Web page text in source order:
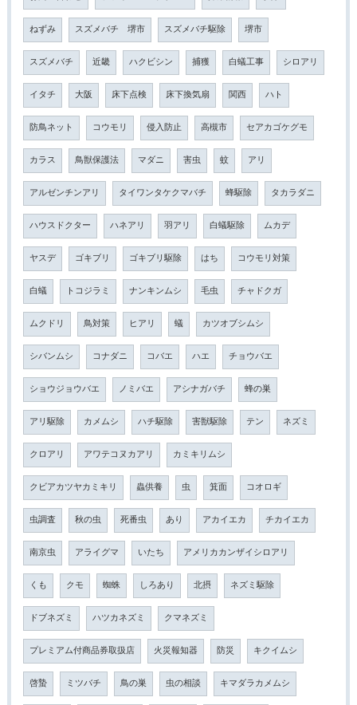
ねずみ スズメバチ 堺市 スズメバチ駆除 堺市
スズメバチ 近畿 ハクビシン 捕獲 白蟻工事 シロアリ
イタチ 大阪 床下点検 床下換気扇 関西 ハト
防鳥ネット コウモリ 侵入防止 高槻市 セアカゴケグモ
カラス 鳥獣保護法 マダニ 害虫 蚊 アリ
アルゼンチンアリ タイワンタケクマバチ 蜂駆除 タカラダニ
ハウスドクター ハネアリ 羽アリ 白蟻駆除 ムカデ
ヤスデ ゴキブリ ゴキブリ駆除 はち コウモリ対策
白蟻 トコジラミ ナンキンムシ 毛虫 チャドクガ
ムクドリ 鳥対策 ヒアリ 蟻 カツオブシムシ
シバンムシ コナダニ コバエ ハエ チョウバエ
ショウジョウバエ ノミバエ アシナガバチ 蜂の巣
アリ駆除 カメムシ ハチ駆除 害獣駆除 テン ネズミ
クロアリ アワテコヌカアリ カミキリムシ
クビアカツヤカミキリ 蟲供養 虫 箕面 コオロギ
虫調査 秋の虫 死番虫 あり アカイエカ チカイエカ
南京虫 アライグマ いたち アメリカカンザイシロアリ
くも クモ 蜘蛛 しろあり 北摂 ネズミ駆除
ドブネズミ ハツカネズミ クマネズミ
プレミアム付商品券取扱店 火災報知器 防災 キクイムシ
啓蟄 ミツバチ 鳥の巣 虫の相談 キマダラカメムシ